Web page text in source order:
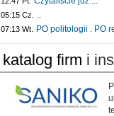
05:15 Cz. ..
07:13 Wt. PO politologii . PO
katalog firm i